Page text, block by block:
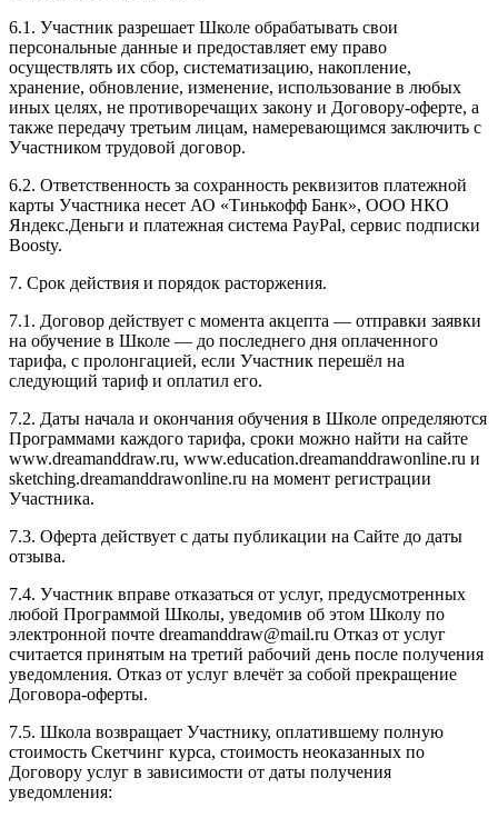
6.1. Участник разрешает Школе обрабатывать свои
персональные данные и предоставляет ему право
осуществлять их сбор, систематизацию, накопление,
хранение, обновление, изменение, использование в любых
иных целях, не противоречащих закону и Договору-оферте, а
также передачу третьим лицам, намеревающимся заключить с
Участником трудовой договор.
6.2. Ответственность за сохранность реквизитов платежной
карты Участника несет АО «Тинькофф Банк», ООО НКО
Яндекс.Деньги и платежная система PayPal, сервис подписки
Boosty.
7. Срок действия и порядок расторжения.
7.1. Договор действует с момента акцепта — отправки заявки
на обучение в Школе — до последнего дня оплаченного
тарифа, с пролонгацией, если Участник перешёл на
следующий тариф и оплатил его.
7.2. Даты начала и окончания обучения в Школе определяются
Программами каждого тарифа, сроки можно найти на сайте
www.dreamanddraw.ru, www.education.dreamanddrawonline.ru и
sketching.dreamanddrawonline.ru на момент регистрации
Участника.
7.3. Оферта действует с даты публикации на Сайте до даты
отзыва.
7.4. Участник вправе отказаться от услуг, предусмотренных
любой Программой Школы, уведомив об этом Школу по
электронной почте dreamanddraw@mail.ru Отказ от услуг
считается принятым на третий рабочий день после получения
уведомления. Отказ от услуг влечёт за собой прекращение
Договора-оферты.
7.5. Школа возвращает Участнику, оплатившему полную
стоимость Скетчинг курса, стоимость неоказанных по
Договору услуг в зависимости от даты получения
уведомления: